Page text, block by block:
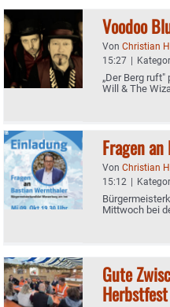
Voodoo
Von Christian
15:27 |
„Der Berg
Will & The
Fragen
Von Christian
15:12 |
Mittwoch bei
Gute
Herbstfest